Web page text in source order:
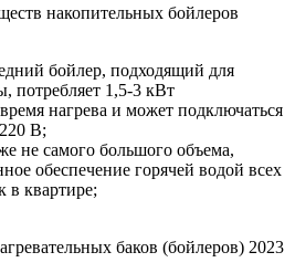
накопительных бойлеров
бойлер, подходящий для
потребляет 1,5-3 кВт
нагрева и может подключаться
В;
не самого большого объема,
обеспечение горячей водой всех
в квартире;